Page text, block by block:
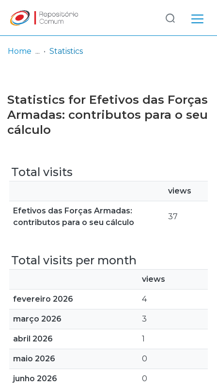
Browse repository
Entities
Log
In
(current)
Home Statistics
Statistics for Efetivos das Forças
Armadas: contributos para o seu
cálculo
Total visits
views
Efetivos das Forças Armadas:
contributos para o seu cálculo
37
Total visits per month
views
fevereiro 2026 4
março 2026 3
abril 2026 1
maio 2026 0
junho 2026 0